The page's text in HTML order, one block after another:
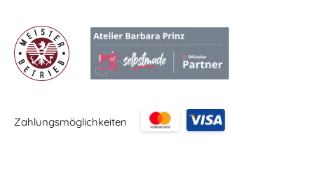
Zahlungsmöglichkeiten